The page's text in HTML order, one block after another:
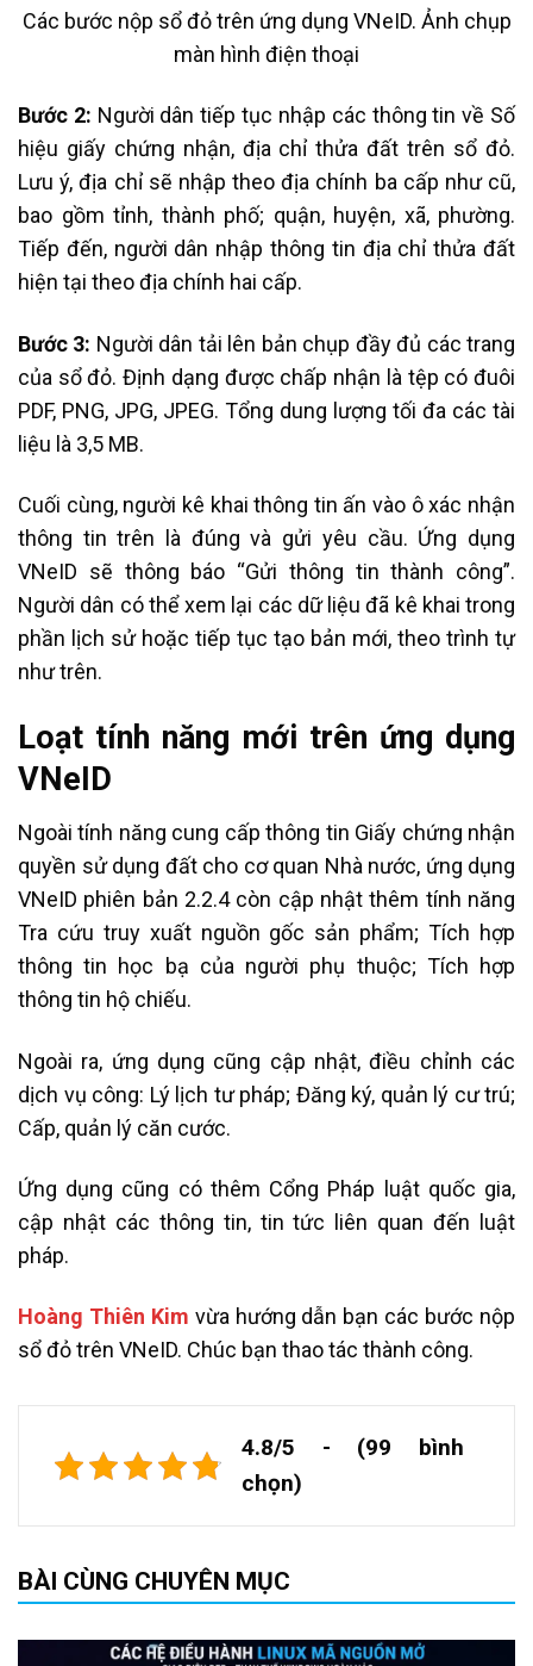
Các bước nộp sổ đỏ trên ứng dụng VNeID. Ảnh chụp
màn hình điện thoại
Bước 2: Người dân tiếp tục nhập các thông tin về Số
hiệu giấy chứng nhận, địa chỉ thửa đất trên sổ đỏ.
Lưu ý, địa chỉ sẽ nhập theo địa chính ba cấp như cũ,
bao gồm tỉnh, thành phố; quận, huyện, xã, phường.
Tiếp đến, người dân nhập thông tin địa chỉ thửa đất
hiện tại theo địa chính hai cấp.
Bước 3: Người dân tải lên bản chụp đầy đủ các trang
của sổ đỏ. Định dạng được chấp nhận là tệp có đuôi
PDF, PNG, JPG, JPEG. Tổng dung lượng tối đa các tài
liệu là 3,5 MB.
Cuối cùng, người kê khai thông tin ấn vào ô xác nhận
thông tin trên là đúng và gửi yêu cầu. Ứng dụng
VNeID sẽ thông báo “Gửi thông tin thành công”.
Người dân có thể xem lại các dữ liệu đã kê khai trong
phần lịch sử hoặc tiếp tục tạo bản mới, theo trình tự
như trên.
Loạt tính năng mới trên ứng dụng
VNeID
Ngoài tính năng cung cấp thông tin Giấy chứng nhận
quyền sử dụng đất cho cơ quan Nhà nước, ứng dụng
VNeID phiên bản 2.2.4 còn cập nhật thêm tính năng
Tra cứu truy xuất nguồn gốc sản phẩm; Tích hợp
thông tin học bạ của người phụ thuộc; Tích hợp
thông tin hộ chiếu.
Ngoài ra, ứng dụng cũng cập nhật, điều chỉnh các
dịch vụ công: Lý lịch tư pháp; Đăng ký, quản lý cư trú;
Cấp, quản lý căn cước.
Ứng dụng cũng có thêm Cổng Pháp luật quốc gia,
cập nhật các thông tin, tin tức liên quan đến luật
pháp.
Hoàng Thiên Kim vừa hướng dẫn bạn các bước nộp
sổ đỏ trên VNeID. Chúc bạn thao tác thành công.
4.8/5 - (99 bình
chọn)
BÀI CÙNG CHUYÊN MỤC